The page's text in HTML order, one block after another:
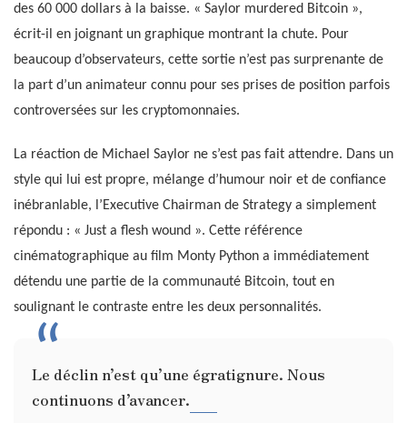
des 60 000 dollars à la baisse. « Saylor murdered Bitcoin »,
écrit-il en joignant un graphique montrant la chute. Pour
beaucoup d’observateurs, cette sortie n’est pas surprenante de
la part d’un animateur connu pour ses prises de position parfois
controversées sur les cryptomonnaies.
La réaction de Michael Saylor ne s’est pas fait attendre. Dans un
style qui lui est propre, mélange d’humour noir et de confiance
inébranlable, l’Executive Chairman de Strategy a simplement
répondu : « Just a flesh wound ». Cette référence
cinématographique au film Monty Python a immédiatement
détendu une partie de la communauté Bitcoin, tout en
soulignant le contraste entre les deux personnalités.
Le déclin n’est qu’une égratignure. Nous
continuons d’avancer.